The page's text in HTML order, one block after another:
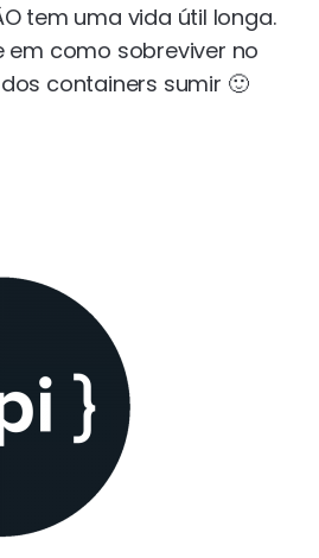
tem uma vida útil longa.
em como sobreviver no
containers sumir 🙂